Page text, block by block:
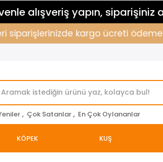
alışveriş yapın,
siparişlerinizde kargo ücreti
, Çok Satanlar , En Çok Oylananlar
KÖPEK KUŞ